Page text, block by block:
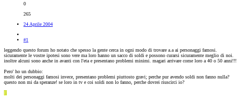
0
265
24 Aprile 2004
#1
leggendo questo forum ho notato che spesso la gente cerca in ogni modo di trovare a.a ai personaggi famosi.
sicuramente le vostre ipotesi sono vere ma loro hanno un sacco di soldi e possono curarsi sicuramente meglio di noi.
inoltre alcuni sono anche in avanti con l'eta e presentano problemi minimi. magari arrivare come loro a 40 o 50 anni!!!
Pero' ho un dubbio:
molti dei personaggi famosi invece, presentano problemi piuttosto gravi; perche pur avendo soldi non fanno nulla?
questo non mi da speranze! se loro in tv e coi soldi non lo fanno, perche dovrei riuscirci io?
F